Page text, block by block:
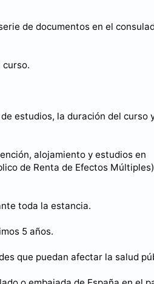
de documentos en el
curso.
estudios, la duración del curso
alojamiento y estudios en
de Renta de Efectos
toda la estancia.
5 años.
que puedan afectar la salud